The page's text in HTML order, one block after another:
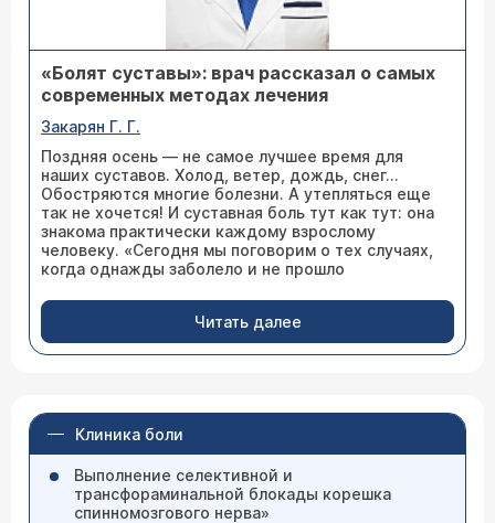
«Болят суставы»: врач рассказал о самых
современных методах лечения
Закарян Г. Г.
Поздняя осень — не самое лучшее время для
наших суставов. Холод, ветер, дождь, снег...
Обостряются многие болезни. А утепляться еще
так не хочется! И суставная боль тут как тут: она
знакома практически каждому взрослому
человеку. «Сегодня мы поговорим о тех случаях,
когда однажды заболело и не прошло
Читать далее
Клиника боли
Выполнение селективной и
трансфораминальной блокады корешка
спинномозгового нерва»